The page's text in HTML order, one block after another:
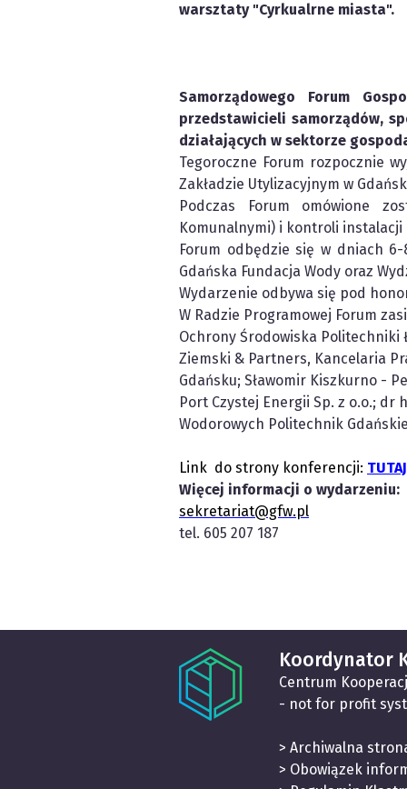
warsztaty "Cyrkualrne miasta".
Samorządowego Forum
przedstawicieli samorządów,
działających w sektorze
Tegoroczne Forum rozpocznie
Zakładzie Utylizacyjnym w
Podczas Forum omówione
Komunalnymi) i kontroli instalacji
Forum odbędzie się w dniach
Gdańska Fundacja Wody oraz
Wydarzenie odbywa się pod
W Radzie Programowej Forum
Ochrony Środowiska Politechniki
Ziemski & Partners, Kancelaria
Gdańsku; Sławomir Kiszkurno -
Port Czystej Energii Sp. z o.o.;
Wodorowych Politechnik
Link do strony konferencji: TUTAJ
Więcej informacji o wydarzeniu:
sekretariat@gfw.pl
tel. 605 207 187
Koordynator
Centrum
- not for profit
> Archiwalna
> Obowiązek